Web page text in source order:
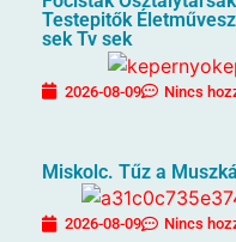
Testepitők
sek Tv sek
2026-08-09 Nincs
Miskolc. Tűz a
2026-08-09 Nincs